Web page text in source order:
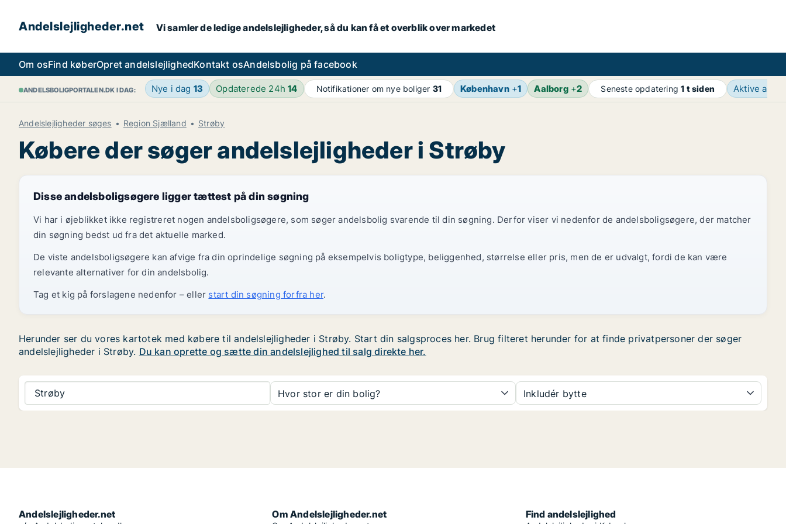
Andelslejligheder.net Vi samler de ledige andelslejligheder, så du kan få et overblik over markedet
Om osFind køberOpret andelslejlighedKontakt osAndelsbolig på facebook
ANDELSBOLIGPORTALEN.DK I DAG: Nye i dag 13 Opdaterede 24h14 Notifikationer om nye boliger 31 København+1 Aalborg+2 Seneste opdatering1 t siden Aktive
Andelslejligheder søges Region Sjælland Strøby
Købere der søger andelslejligheder i Strøby
Disse andelsboligsøgere ligger tættest på din søgning
Vi har i øjeblikket ikke registreret nogen andelsboligsøgere, som søger andelsbolig svarende til din søgning. Derfor viser vi nedenfor de andelsboligsøgere, der matcher
din søgning bedst ud fra det aktuelle marked.
De viste andelsboligsøgere kan afvige fra din oprindelige søgning på eksempelvis boligtype, beliggenhed, størrelse eller pris, men de er udvalgt, fordi de kan være
relevante alternativer for din andelsbolig.
Tag et kig på forslagene nedenfor – eller start din søgning forfra her.
Herunder ser du vores kartotek med købere til andelslejligheder i Strøby. Start din salgsproces her. Brug filteret herunder for at finde privatpersoner der søger
andelslejligheder i Strøby. Du kan oprette og sætte din andelslejlighed til salg direkte her.
Strøby Hvor stor er din bolig? Inkludér bytte
Andelslejligheder.net Om Andelslejligheder.net Find andelslejlighed